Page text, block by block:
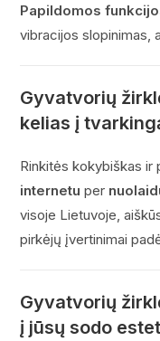
Papildomos
vibracijos slopinimas,
Gyvatvorių
kelias į
Rinkitės kokybiškas ir
internetu per
visoje Lietuvoje,
pirkėjų įvertinimai
Gyvatvorių
į jūsų sodo